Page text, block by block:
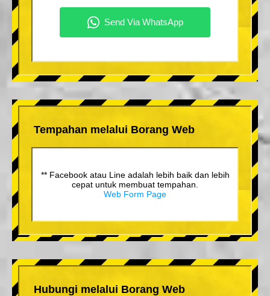
Tempahan melalui Borang Web
** Facebook atau Line adalah lebih baik dan lebih
cepat untuk membuat tempahan.
Web Form Page
Hubungi melalui Borang Web